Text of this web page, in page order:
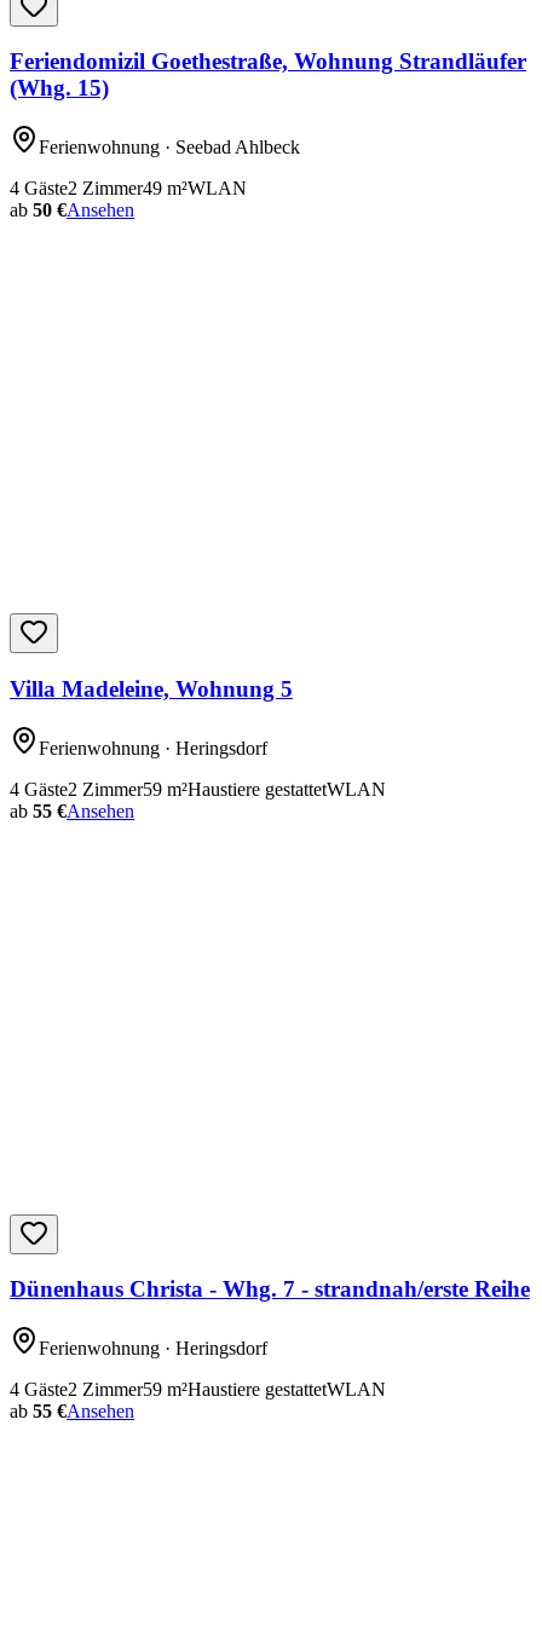
Feriendomizil Goethestraße, Wohnung Strandläufer
(Whg. 15)
Ferienwohnung · Seebad Ahlbeck
4 Gäste2 Zimmer49 m²WLAN
ab 50 €Ansehen
Villa Madeleine, Wohnung 5
Ferienwohnung · Heringsdorf
4 Gäste2 Zimmer59 m²Haustiere gestattetWLAN
ab 55 €Ansehen
Dünenhaus Christa - Whg. 7 - strandnah/erste Reihe
Ferienwohnung · Heringsdorf
4 Gäste2 Zimmer59 m²Haustiere gestattetWLAN
ab 55 €Ansehen